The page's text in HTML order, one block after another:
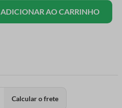
ADICIONAR AO CARRINHO
Calcular o frete